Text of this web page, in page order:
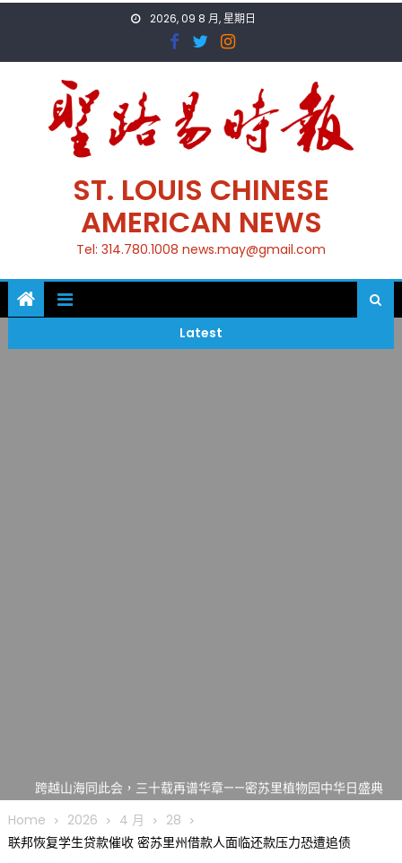
2026, 09 8 月, 星期日
ST. LOUIS CHINESE
AMERICAN NEWS
Tel: 314.780.1008 news.may@gmail.com
Latest
跨越山海同此会，三十载再谱华章——密苏里植物园中华日盛典
圆满举行
圣路易龙舟俱乐部5月16日龙舟体验日 邀请各界亲身体验划行乐
趣 + 水上竞速魅力
Home 2026 4 月
28
联邦恢复学生贷款催收 密苏里州借款人面临还款压力恐遭追债